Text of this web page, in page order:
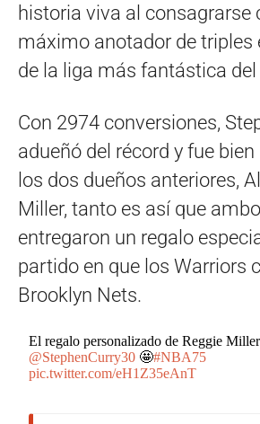
historia viva al consagrarse
máximo anotador de triples
de la liga más fantástica
Con 2974 conversiones,
adueñó del récord y fue
los dos dueños anteriores,
Miller, tanto es así que
entregaron un regalo
partido en que los Warriors
Brooklyn Nets.
El regalo personalizado de Reggie
@StephenCurry30 🤩#NBA75
pic.twitter.com/eH1Z35eAnT